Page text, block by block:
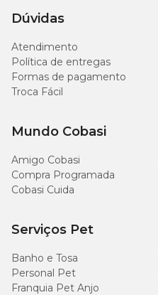
Dúvidas
Atendimento
Política de entregas
Formas de pagamento
Troca Fácil
Mundo Cobasi
Amigo Cobasi
Compra Programada
Cobasi Cuida
Serviços Pet
Banho e Tosa
Personal Pet
Franquia Pet Anjo